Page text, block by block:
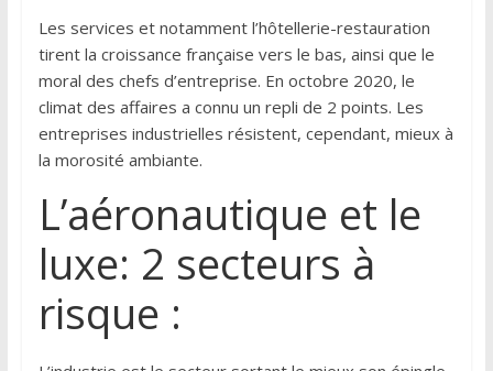
Les services et notamment l’hôtellerie-restauration
tirent la croissance française vers le bas, ainsi que le
moral des chefs d’entreprise. En octobre 2020, le
climat des affaires a connu un repli de 2 points. Les
entreprises industrielles résistent, cependant, mieux à
la morosité ambiante.
L’aéronautique et le
luxe: 2 secteurs à
risque :